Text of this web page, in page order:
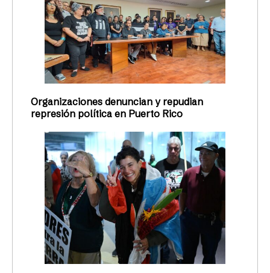
Organizaciones denuncian y repudian
represión política en Puerto Rico